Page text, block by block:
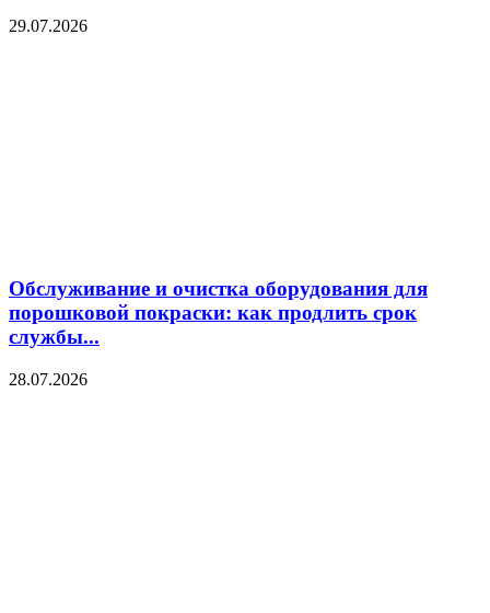
29.07.2026
Обслуживание и очистка оборудования для
порошковой покраски: как продлить срок
службы...
28.07.2026